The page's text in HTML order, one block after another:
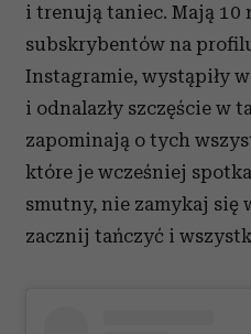
i trenują taniec. Mają 10
subskrybentów na
Instagramie, wystąpiły
i odnalazły szczęście w
zapominają o tych
które je wcześniej
smutny, nie zamykaj się
zacznij tańczyć i